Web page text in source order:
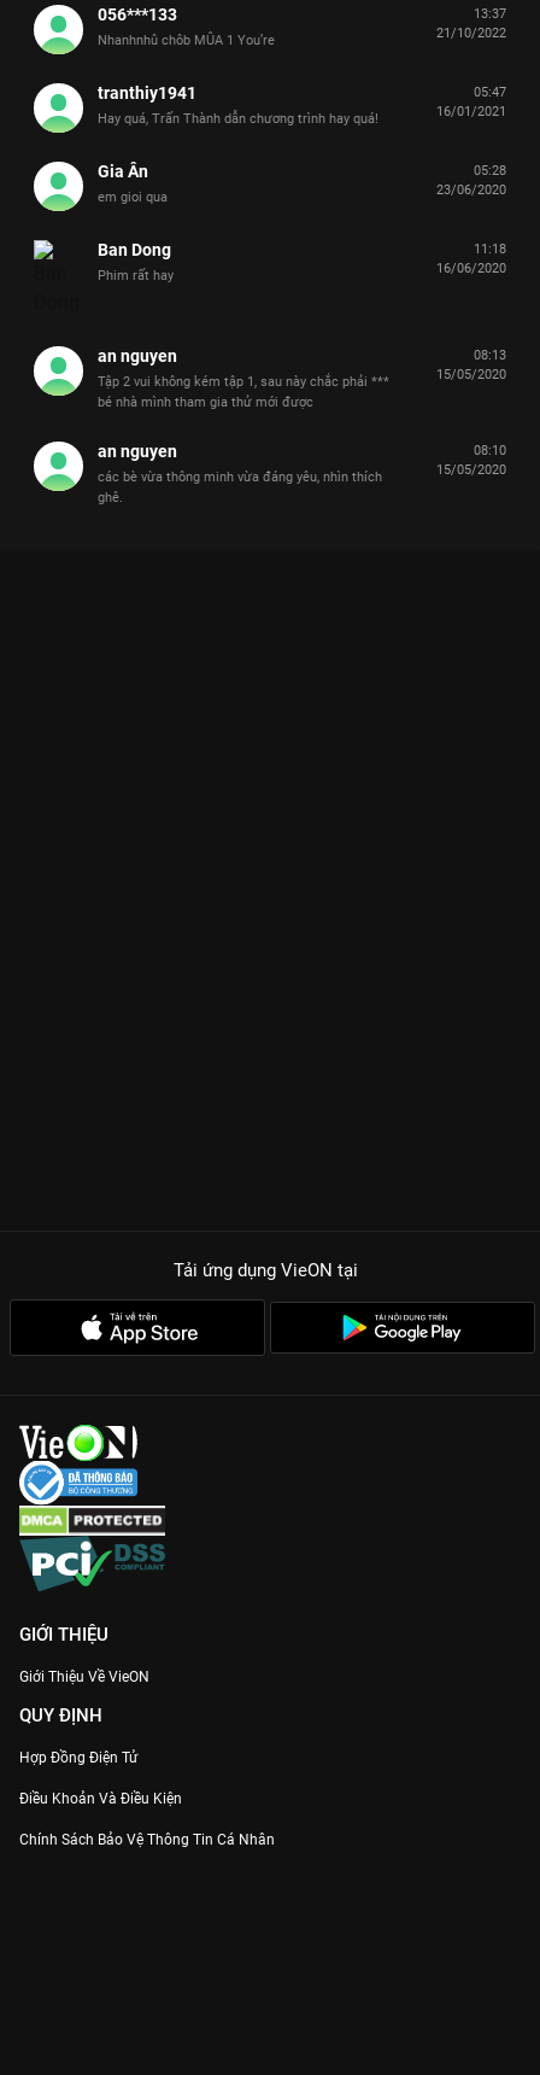
056***133
Nhanhnhû chôb MÛA 1 You’re
13:37
21/10/2022
tranthiy1941
Hay quá, Trấn Thành dẫn chương trình hay quá!
05:47
16/01/2021
Gia Ân
em gioi qua
05:28
23/06/2020
Ban Dong
Phim rất hay
11:18
16/06/2020
an nguyen
Tập 2 vui không kém tập 1, sau này chắc phải ***
bé nhà mình tham gia thử mới được
08:13
15/05/2020
an nguyen
các bè vừa thông minh vừa đáng yêu, nhìn thích
ghê.
08:10
15/05/2020
Tải ứng dụng VieON tại
GIỚI THIỆU
Giới Thiệu Về VieON
QUY ĐỊNH
Hợp Đồng Điện Tử
Điều Khoản Và Điều Kiện
Chính Sách Bảo Vệ Thông Tin Cá Nhân